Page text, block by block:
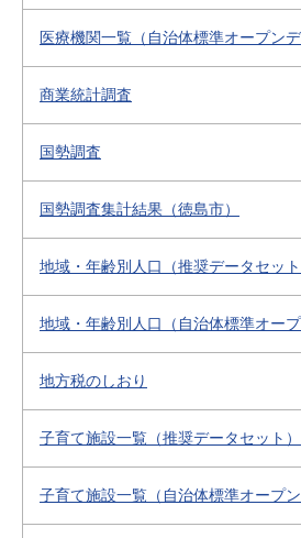
医療機関一覧（自治体標準オープンデ
商業統計調査
国勢調査
国勢調査集計結果（徳島市）
地域・年齢別人口（推奨データセット
地域・年齢別人口（自治体標準オープ
地方税のしおり
子育て施設一覧（推奨データセット）
子育て施設一覧（自治体標準オープン